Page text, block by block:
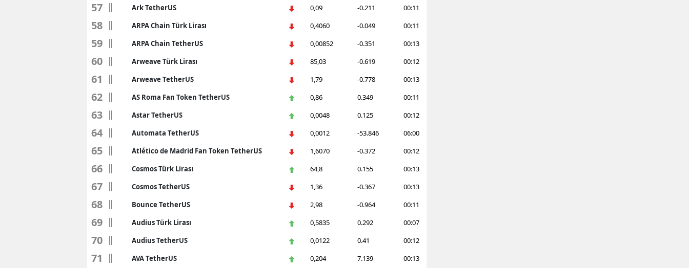
Sinop
Tokat
Trabzon
Tunceli
Şanlıurfa
Yozgat
Zonguldak
Aksaray
57 Ark TetherUS 0,09 -0.211 00:11
58 ARPA Chain Türk Lirası 0,4060 -0.049 00:11
59 ARPA Chain TetherUS 0,00852 -0.351 00:13
60 Arweave Türk Lirası 85,03 -0.619 00:12
61 Arweave TetherUS 1,79 -0.778 00:13
62 AS Roma Fan Token TetherUS 0,86 0.349 00:11
63 Astar TetherUS 0,0048 0.125 00:12
64 Automata TetherUS 0,0012 -53.846 06:00
65 Atlético de Madrid Fan Token TetherUS 1,6070 -0.372 00:12
66 Cosmos Türk Lirası 64,8 0.155 00:13
67 Cosmos TetherUS 1,36 -0.367 00:13
68 Bounce TetherUS 2,98 -0.964 00:11
69 Audius Türk Lirası 0,5835 0.292 00:07
70 Audius TetherUS 0,0122 0.41 00:12
71 AVA TetherUS 0,204 7.139 00:13